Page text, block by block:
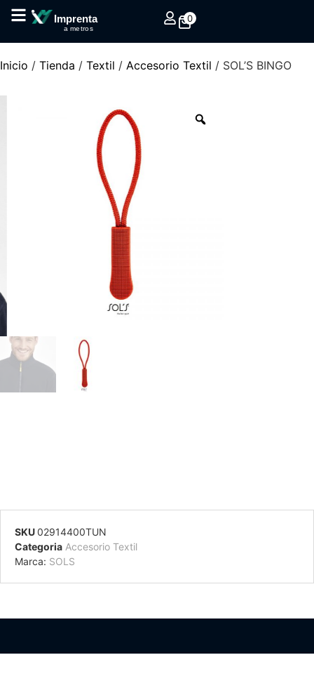
Imprenta
a metros
0
Inicio / Tienda / Textil / Accesorio Textil / SOL’S BINGO
SKU02914400TUN
Categoria Accesorio Textil
Marca: SOLS